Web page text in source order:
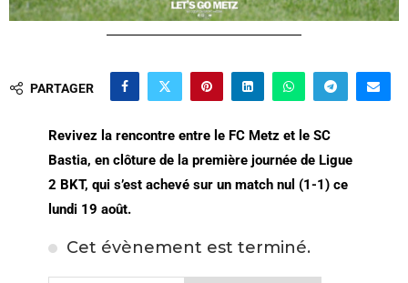
PARTAGER
Revivez la rencontre entre le FC Metz et le SC
Bastia, en clôture de la première journée de Ligue
2 BKT, qui s’est achevé sur un match nul (1-1) ce
lundi 19 août.
Cet évènement est terminé.